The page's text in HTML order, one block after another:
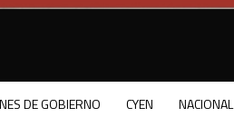
DE GOBIERNO CYEN